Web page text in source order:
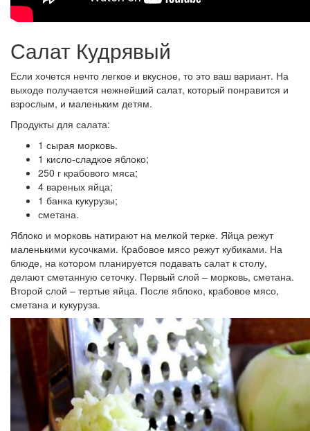
Салат Кудрявый
Если хочется нечто легкое и вкусное, то это ваш вариант. На
выходе получается нежнейший салат, который понравится и
взрослым, и маленьким детям.
Продукты для салата:
1 сырая морковь.
1 кисло-сладкое яблоко;
250 г крабового мяса;
4 вареных яйца;
1 банка кукурузы;
сметана.
Яблоко и морковь натирают на мелкой терке. Яйца режут
маленькими кусочками. Крабовое мясо режут кубиками. На
блюде, на котором планируется подавать салат к столу,
делают сметанную сеточку. Первый слой – морковь, сметана.
Второй слой – тертые яйца. После яблоко, крабовое мясо,
сметана и кукуруза.